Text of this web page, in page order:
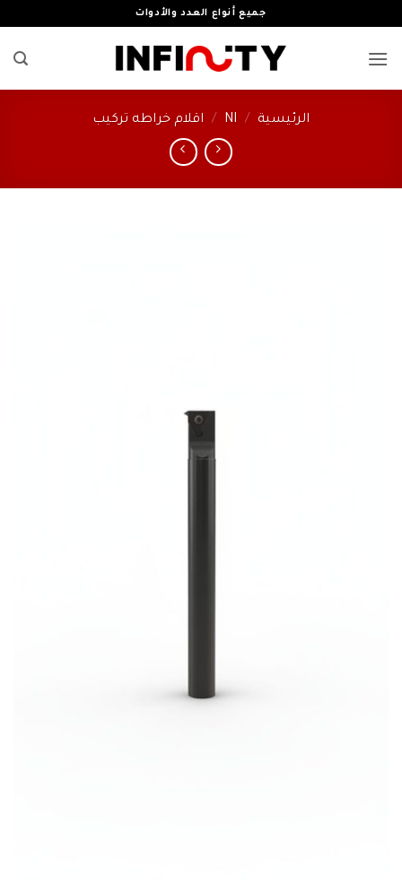
جميع أنواع العدد والأدوات
الرئيسية /
NI
/ اقلام خراطه تركيب